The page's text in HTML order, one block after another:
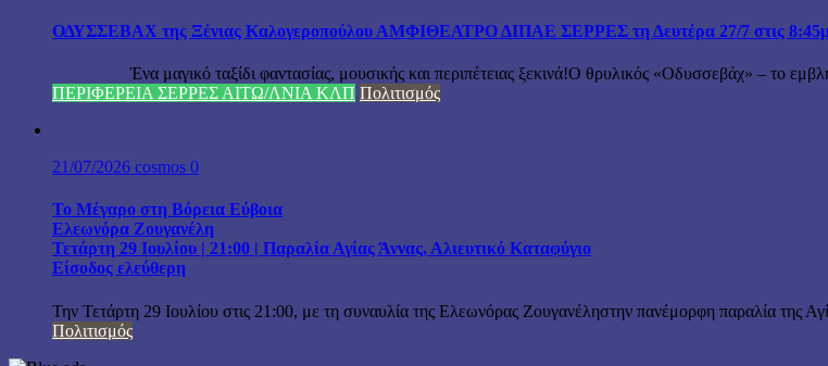
ΟΔΥΣΣΕΒΑΧ της Ξένιας Καλογεροπούλου ΑΜΦΙΘΕΑΤΡΟ ΔΙΠΑΕ ΣΕΡΡΕΣ τη Δευτέρα 27/7 στις
Ένα μαγικό ταξίδι φαντασίας, μουσικής και περιπέτειας ξεκινά!Ο θρυλικός «Οδυσσεβάχ» – το
ΠΕΡΙΦΕΡΕΙΑ ΣΕΡΡΕΣ ΑΙΤΩ/ΛΝΙΑ ΚΛΠ Πολιτισμός
21/07/2026 cosmos 0
Το Μέγαρο στη Βόρεια Εύβοια
Ελεωνόρα Ζουγανέλη
Τετάρτη 29 Ιουλίου | 21:00 | Παραλία Αγίας Άννας, Αλιευτικό Καταφύγιο
Είσοδος ελεύθερη
Την Τετάρτη 29 Ιουλίου στις 21:00, με τη συναυλία της Ελεωνόρας Ζουγανέληστην πανέμορφη παραλία της
Πολιτισμός